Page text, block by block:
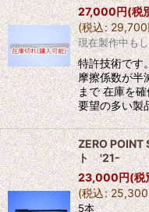
27,000円(税
(税込: 29,700
現在製作中も
特許技術です
摩擦係数が
まで 在庫を
要望の多い製
ZERO POINT
ト '21-
23,000円(税
(税込: 25,300
5本